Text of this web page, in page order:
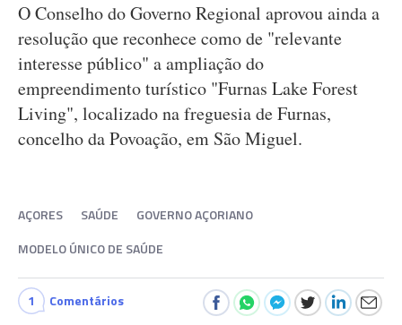
O Conselho do Governo Regional aprovou ainda a
resolução que reconhece como de "relevante
interesse público" a ampliação do
empreendimento turístico "Furnas Lake Forest
Living", localizado na freguesia de Furnas,
concelho da Povoação, em São Miguel.
AÇORES SAÚDE
GOVERNO AÇORIANO
MODELO ÚNICO DE SAÚDE
1 Comentários